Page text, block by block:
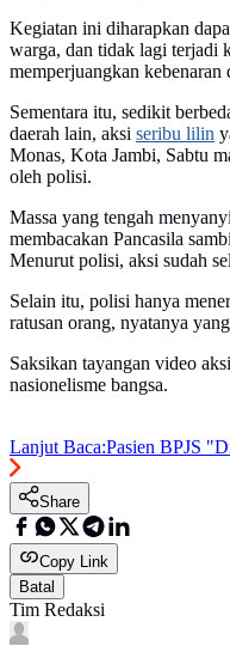
Kegiatan ini diharapkan
warga, dan tidak lagi terjadi
memperjuangkan kebenaran
Sementara itu, sedikit
daerah lain, aksi seribu lilin
Monas, Kota Jambi, Sabtu
oleh polisi.
Massa yang tengah
membacakan Pancasila
Menurut polisi, aksi sudah
Selain itu, polisi hanya
ratusan orang, nyatanya
Saksikan tayangan video aksi
nasionelisme bangsa.
Lanjut Baca:Pasien BPJS
Share
Copy Link
Batal
Tim Redaksi